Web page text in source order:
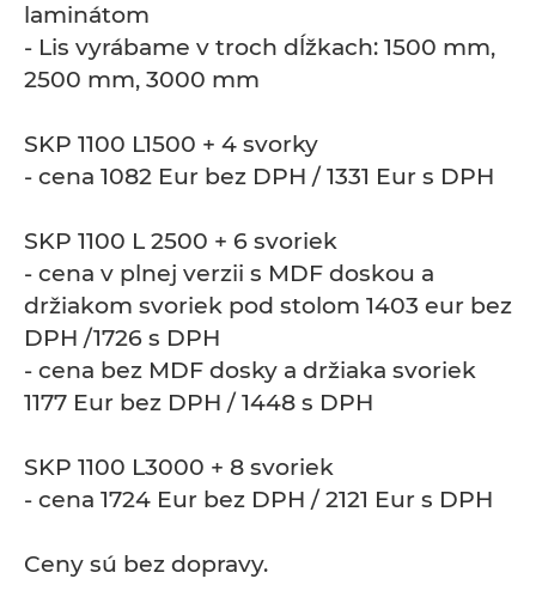
laminátom
- Lis vyrábame v troch dĺžkach: 1500 mm,
2500 mm, 3000 mm
SKP 1100 L1500 + 4 svorky
- cena 1082 Eur bez DPH / 1331 Eur s DPH
SKP 1100 L 2500 + 6 svoriek
- cena v plnej verzii s MDF doskou a
držiakom svoriek pod stolom 1403 eur bez
DPH /1726 s DPH
- cena bez MDF dosky a držiaka svoriek
1177 Eur bez DPH / 1448 s DPH
SKP 1100 L3000 + 8 svoriek
- cena 1724 Eur bez DPH / 2121 Eur s DPH
Ceny sú bez dopravy.